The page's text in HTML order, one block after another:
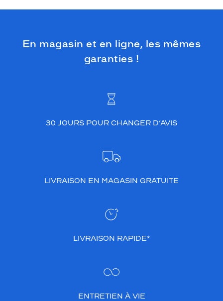
En magasin et en ligne, les mêmes
garanties !
30 JOURS POUR CHANGER D’AVIS
LIVRAISON EN MAGASIN GRATUITE
LIVRAISON RAPIDE*
ENTRETIEN À VIE